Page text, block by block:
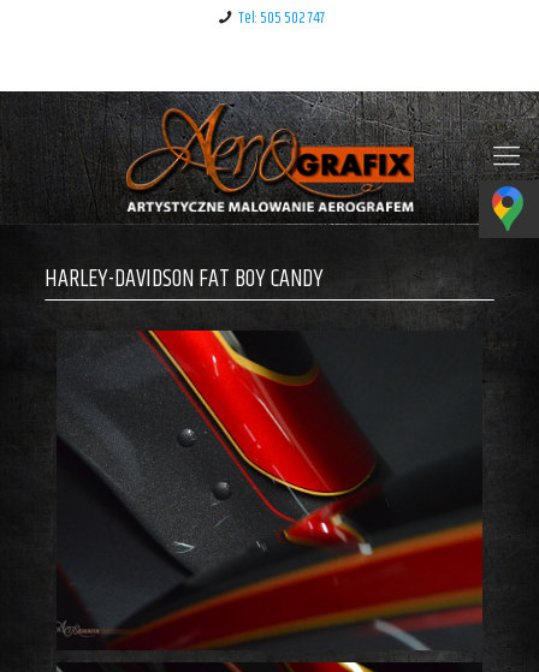
Tel: 505 502 747
HARLEY-DAVIDSON FAT BOY CANDY